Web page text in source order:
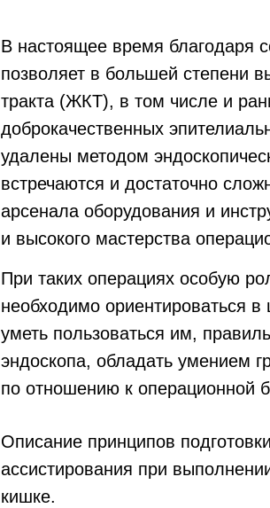
В настоящее время благодаря
позволяет в большей степени
тракта (ЖКТ), в том числе и
доброкачественных
удалены методом
встречаются и достаточно
арсенала оборудования и
и высокого мастерства
При таких операциях особую
необходимо ориентироваться
уметь пользоваться им,
эндоскопа, обладать умением
по отношению к операционной
Описание принципов
ассистирования при
кишке.